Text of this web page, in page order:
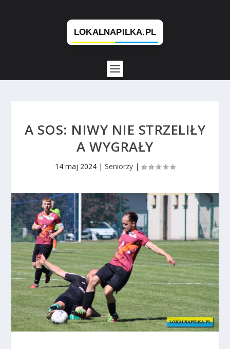
A SOS: NIWY NIE STRZELIŁY
A WYGRAŁY
14 maj 2024 | Seniorzy |